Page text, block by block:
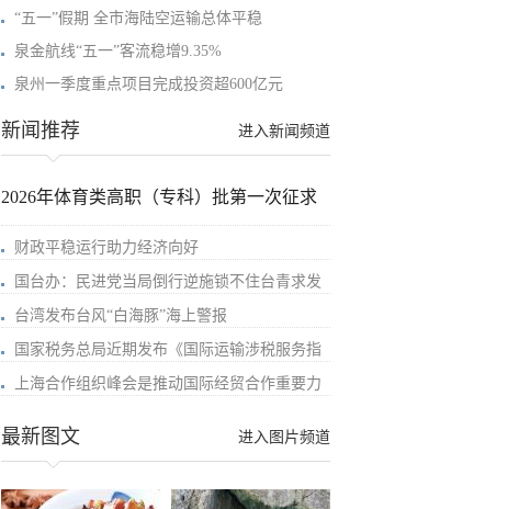
“五一”假期 全市海陆空运输总体平稳
泉金航线“五一”客流稳增9.35%
泉州一季度重点项目完成投资超600亿元
进入新闻频道
新闻推荐
2026年体育类高职（专科）批第一次征求
财政平稳运行助力经济向好
国台办：民进党当局倒行逆施锁不住台青求发
台湾发布台风“白海豚”海上警报
国家税务总局近期发布《国际运输涉税服务指
上海合作组织峰会是推动国际经贸合作重要力
进入图片频道
最新图文